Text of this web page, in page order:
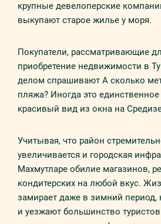
крупные девелоперские
выкупают старое жилье у моря.
Покупатели, рассматривающие
приобретение недвижимости в
делом спрашивают А сколько
пляжа? Иногда это
красивый вид из окна на
Учитывая, что район
увеличивается и городская
Махмутларе обилие магазинов,
кондитерских на любой вкус.
замирает даже в зимний период,
и уезжают большинство